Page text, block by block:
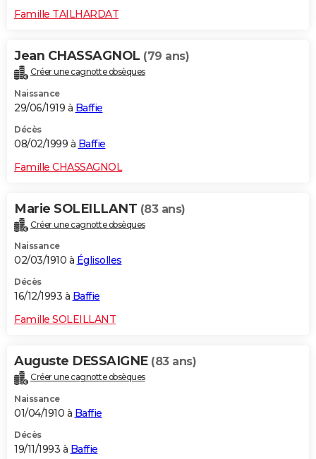
Famille TAILHARDAT
Jean CHASSAGNOL (79 ans)
Créer une cagnotte obsèques
Naissance
29/06/1919 à Baffie
Décès
08/02/1999 à Baffie
Famille CHASSAGNOL
Marie SOLEILLANT (83 ans)
Créer une cagnotte obsèques
Naissance
02/03/1910 à Églisolles
Décès
16/12/1993 à Baffie
Famille SOLEILLANT
Auguste DESSAIGNE (83 ans)
Créer une cagnotte obsèques
Naissance
01/04/1910 à Baffie
Décès
19/11/1993 à Baffie